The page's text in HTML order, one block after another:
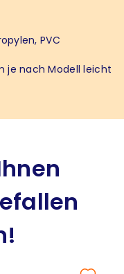
PVC
je nach Modell leicht